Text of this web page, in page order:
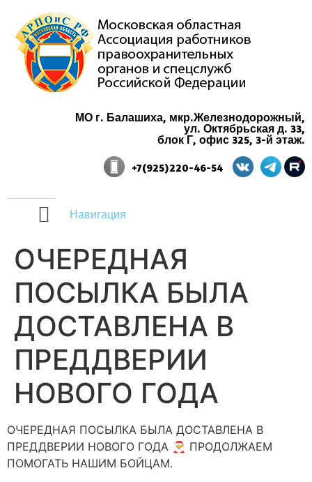
МО г. Балашиха, мкр.Железнодорожный,
ул. Октябрьская д. 33,
блок Г, офис 325, 3-й этаж.
+7(925)220-46-54
Навигация
ОЧЕРЕДНАЯ
ПОСЫЛКА БЫЛА
ДОСТАВЛЕНА В
ПРЕДДВЕРИИ
НОВОГО ГОДА
ОЧЕРЕДНАЯ ПОСЫЛКА БЫЛА ДОСТАВЛЕНА В
ПРЕДДВЕРИИ НОВОГО ГОДА 🎅 ПРОДОЛЖАЕМ
ПОМОГАТЬ НАШИМ БОЙЦАМ.